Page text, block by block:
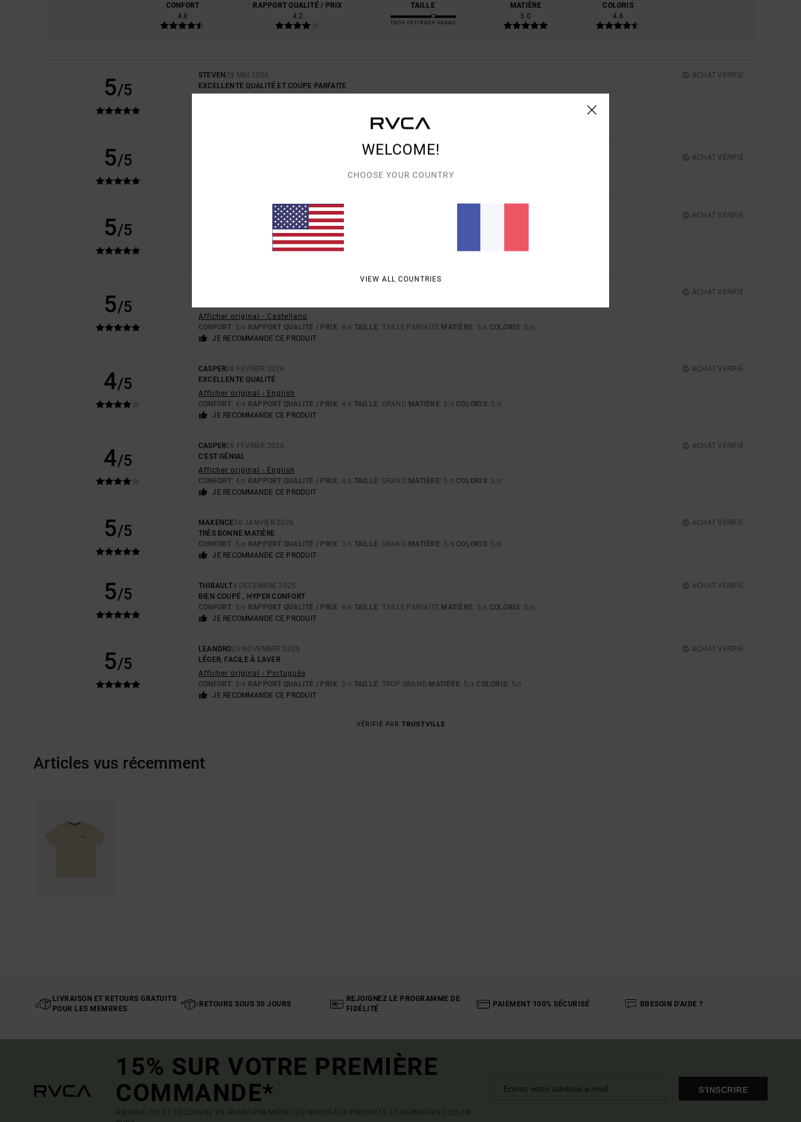
CONFORT
4.8
RAPPORT QUALITÉ / PRIX
4.2
TAILLE
TROP PETITTROP GRAND
MATIÈRE
5.0
COLORIS
4.6
5/5
STEVEN 29 MAI 2026
ACHAT VÉRIFIÉ
EXCELLENTE QUALITÉ ET COUPE PARFAITE
5/5
ACHAT VÉRIFIÉ
/5 TAILLE: TAILLE PARFAITE MATIÈRE
5/5
ACHAT VÉRIFIÉ
LE MEILLEUR HAUT DE SPORT QUI SOIT. J'EN AI EN TROIS COULEURS DIFFÉRENTES !
Afficher original - English
RAPPORT QUALITÉ / PRIX: 5/5 MATIÈRE: 5/5
5/5
ACHAT VÉRIFIÉ
Afficher original - Castellano
CONFORT: 5/5 RAPPORT QUALITÉ / PRIX: 4/5 TAILLE: TAILLE PARFAITE MATIÈRE: 5/5 COLORIS: 5/5
JE RECOMMANDE CE PRODUIT
4/5
CASPER26 FÉVRIER 2026
ACHAT VÉRIFIÉ
EXCELLENTE QUALITÉ
Afficher original - English
CONFORT: 4/5 RAPPORT QUALITÉ / PRIX: 4/5 TAILLE: GRAND MATIÈRE: 5 /5 COLORIS: 3 /5
JE RECOMMANDE CE PRODUIT
4/5
CASPER26 FÉVRIER 2026
ACHAT VÉRIFIÉ
C'EST GÉNIAL
Afficher original - English
CONFORT: 4/5 RAPPORT QUALITÉ / PRIX: 4/5 TAILLE: GRAND MATIÈRE: 5 /5 COLORIS: 3 /5
JE RECOMMANDE CE PRODUIT
5/5 MAXENCE30 JANVIER 2026
ACHAT VÉRIFIÉ
TRÈS BONNE MATIÈRE
CONFORT: 5/5 RAPPORT QUALITÉ / PRIX: 3/5 TAILLE: GRAND MATIÈRE: 5 /5 COLORIS: 5 /5
JE RECOMMANDE CE PRODUIT
5/5 THIBAULT4 DÉCEMBRE 2025
ACHAT VÉRIFIÉ
BIEN COUPÉ , HYPER CONFORT
CONFORT: 5/5 RAPPORT QUALITÉ / PRIX: 4/5 TAILLE: TAILLE PARFAITE MATIÈRE: 5/5 COLORIS: 5/5
JE RECOMMANDE CE PRODUIT
5/5
LEANDRO25 NOVEMBRE 2025
ACHAT VÉRIFIÉ
LÉGER, FACILE À LAVER
Afficher original - Português
CONFORT: 5/5 RAPPORT QUALITÉ / PRIX: 5/5 TAILLE: TROP GRAND MATIÈRE: 5 /5 COLORIS: 5/5
JE RECOMMANDE CE PRODUIT
VÉRIFIÉ PAR TRUSTVILLE
Articles vus récemment
LIVRAISON ET RETOURS GRATUITS
POUR LES MEMBRES
RETOURS SOUS 30 JOURS
REJOIGNEZ LE PROGRAMME DE
FIDÉLITÉ
PAIEMENT 100% SÉCURISÉ BBESOIN D'AIDE ?
15% SUR VOTRE PREMIÈRE
COMMANDE*
ABONNE-TOI ET DÉCOUVRE EN AVANT-PREMIÈRE LES NOUVEAUX PRODUITS ET DERNIÈRES COLLAB'
S'INSCRIRE
WELCOME!
CHOOSE YOUR COUNTRY
VIEW ALL COUNTRIES